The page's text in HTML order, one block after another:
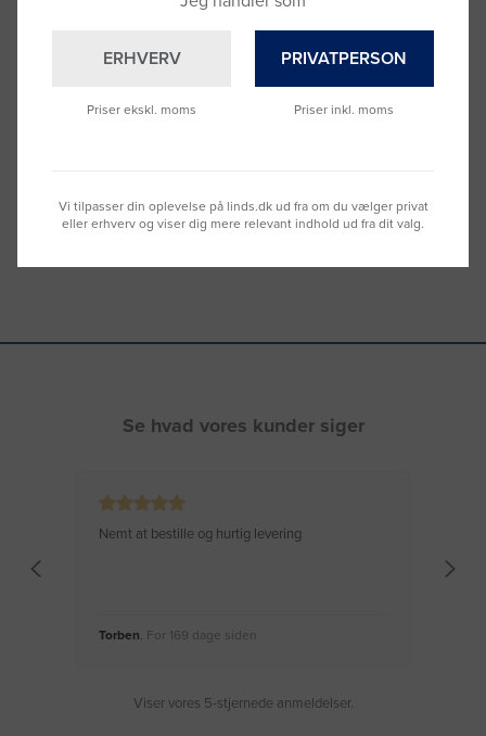
Ring til os på
9992 0233
Se hvad vores kunder siger
Nemt at bestille og hurtig levering
Torben , For 169 dage siden
Viser vores 5-stjernede anmeldelser.
ERHVERV
Priser ekskl. moms
PRIVATPERSON
Priser inkl. moms
Vi tilpasser din oplevelse på linds.dk ud fra om du vælger privat
eller erhverv og viser dig mere relevant indhold ud fra dit valg.